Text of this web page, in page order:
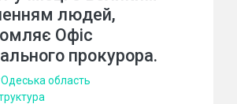
людей,
Офіс
прокурора.
Одеська область